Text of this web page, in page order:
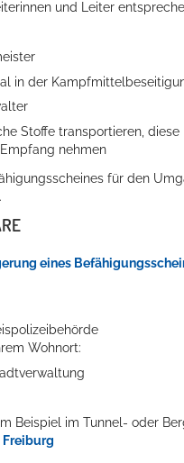
und Leiter
in der
Stoffe transportieren,
nehmen
für den
eines
Wohnort:
Beispiel im Tunnel- oder
Freiburg